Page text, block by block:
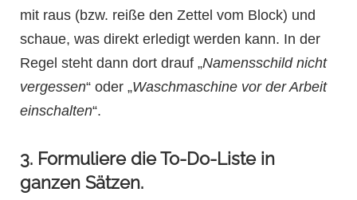
mit raus (bzw. reiße den Zettel vom Block) und
schaue, was direkt erledigt werden kann. In der
Regel steht dann dort drauf „Namensschild nicht
vergessen“ oder „Waschmaschine vor der Arbeit
einschalten“.
3. Formuliere die To-Do-Liste in
ganzen Sätzen.